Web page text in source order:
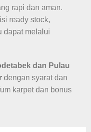
rapi dan aman.
ready stock,
dapat melalui
dan Pulau
dengan syarat dan
karpet dan bonus